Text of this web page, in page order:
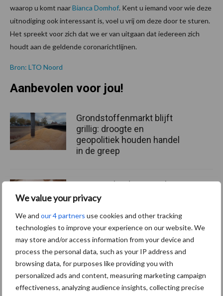
We value your privacy
We and our 4 partners use cookies and other tracking
technologies to improve your experience on our website. We
may store and/or access information from your device and
process the personal data, such as your IP address and
browsing data, for purposes like providing you with
personalized ads and content, measuring marketing campaign
effectiveness, analyzing audience insights, collecting precise
waarop u komt naarBianca Domhof. Kent u iemand voor wie deze
uitnodiging ook interessant is, voel u vrij om deze door te sturen.
Het spreekt voor zich dat we er van uitgaan dat iedereen zich
houdt aan de geldende coronarichtlijnen.
Bron: LTO Noord
Aanbevolen voor jou!
Grondstoffenmarkt blijft
grillig: droogte en
geopolitiek houden handel
in de greep
De speenhuid: een vaak
onderschatte risicofactor
ForFarmers ziet volume en
marktaandeel groeien in
krimpende Nederlandse
markt